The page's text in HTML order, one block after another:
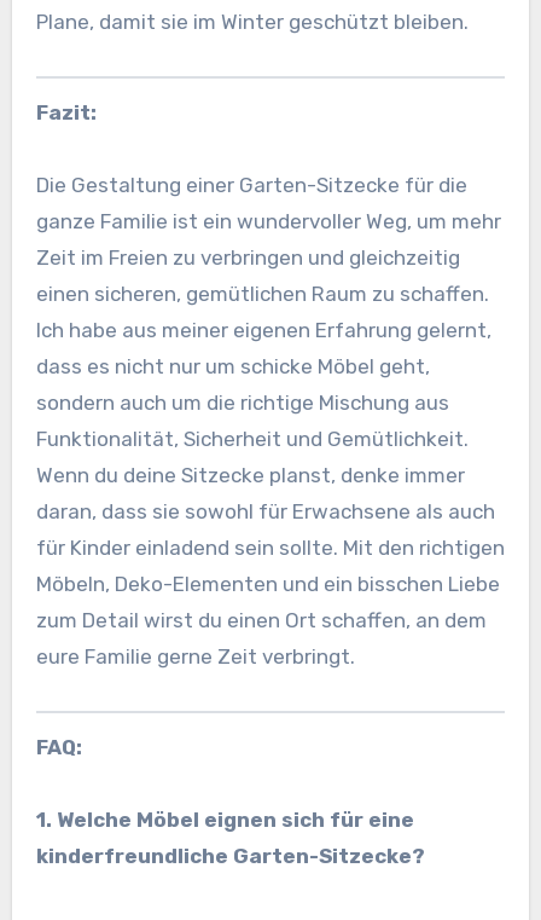
Plane, damit sie im Winter geschützt bleiben.
Fazit:
Die Gestaltung einer Garten-Sitzecke für die
ganze Familie ist ein wundervoller Weg, um mehr
Zeit im Freien zu verbringen und gleichzeitig
einen sicheren, gemütlichen Raum zu schaffen.
Ich habe aus meiner eigenen Erfahrung gelernt,
dass es nicht nur um schicke Möbel geht,
sondern auch um die richtige Mischung aus
Funktionalität, Sicherheit und Gemütlichkeit.
Wenn du deine Sitzecke planst, denke immer
daran, dass sie sowohl für Erwachsene als auch
für Kinder einladend sein sollte. Mit den richtigen
Möbeln, Deko-Elementen und ein bisschen Liebe
zum Detail wirst du einen Ort schaffen, an dem
eure Familie gerne Zeit verbringt.
FAQ:
1. Welche Möbel eignen sich für eine
kinderfreundliche Garten-Sitzecke?